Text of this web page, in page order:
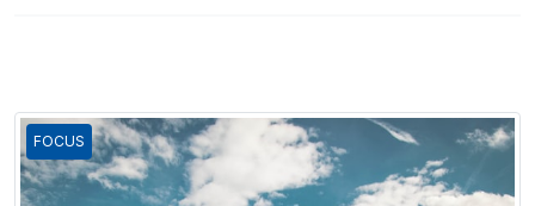
FOCUS